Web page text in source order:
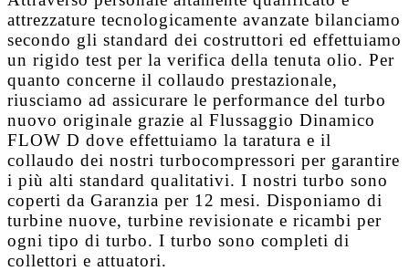
attrezzature tecnologicamente avanzate bilanciamo
secondo gli standard dei costruttori ed effettuiamo
un rigido test per la verifica della tenuta olio. Per
quanto concerne il collaudo prestazionale,
riusciamo ad assicurare le performance del turbo
nuovo originale grazie al Flussaggio Dinamico
FLOW D dove effettuiamo la taratura e il
collaudo dei nostri turbocompressori per garantire
i più alti standard qualitativi. I nostri turbo sono
coperti da Garanzia per 12 mesi. Disponiamo di
turbine nuove, turbine revisionate e ricambi per
ogni tipo di turbo. I turbo sono completi di
collettori e attuatori.